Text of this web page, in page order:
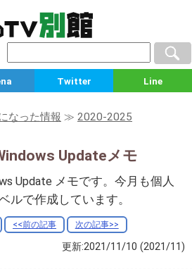
Twitter Line
なった情報 ≫ 2020-2025
Updateメモ
Update メモです。今月も個人
ルで作成しています。
<<前の記事 次の記事>>
更新:2021/11/10 (2021/11)